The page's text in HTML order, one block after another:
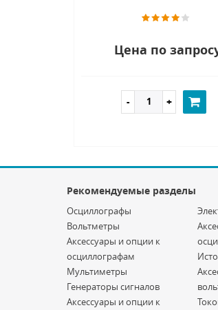
Цена по
Рекомендуемые разделы
Осциллографы
Вольтметры
Аксессуары и опции к
осциллографам
Мультиметры
Генераторы сигналов
Аксессуары и опции к